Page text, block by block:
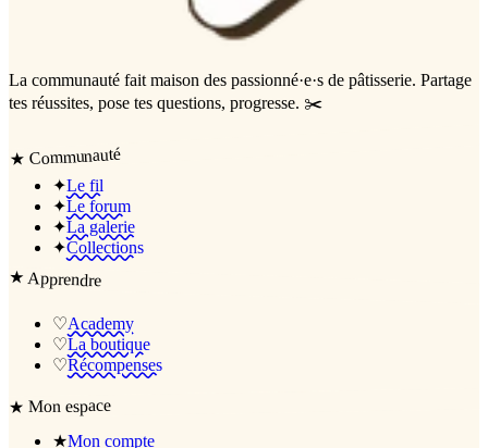
La communauté fait maison des passionné·e·s de pâtisserie. Partage
tes réussites, pose tes questions, progresse. ✂️
★ Communauté
✦Le fil
✦Le forum
✦La galerie
✦Collections
★Apprendre
♡Academy
♡La boutique
♡Récompenses
★Mon espace
★Mon compte